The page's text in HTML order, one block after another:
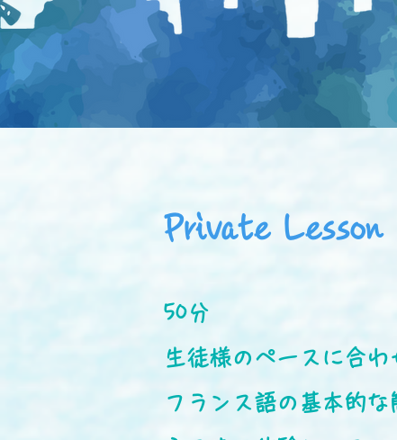
Private Lesson
50分
生徒様のペースに合
フランス語の基本的